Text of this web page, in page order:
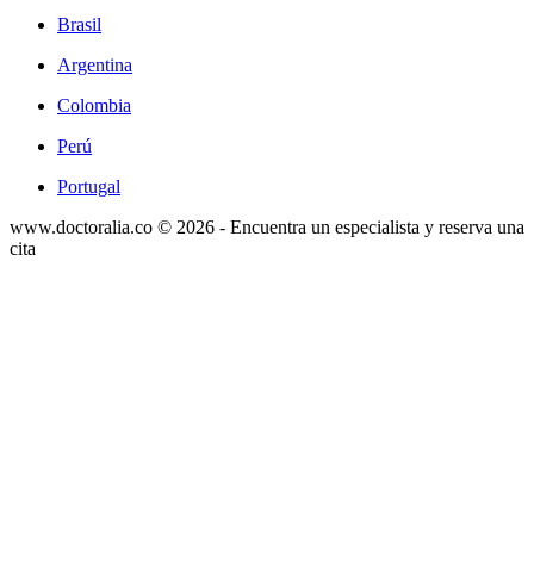
Brasil
Argentina
Colombia
Perú
Portugal
www.doctoralia.co © 2026 - Encuentra un especialista y reserva una
cita